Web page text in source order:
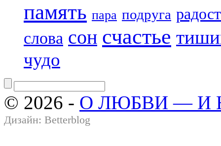
память пара подруга
слова сон счастье
чудо
© 2026 - О ЛЮБВИ — И
Дизайн: Betterblog